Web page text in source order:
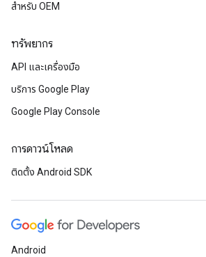
สำหรับ OEM
ทรัพยากร
API และเครื่องมือ
บริการ Google Play
Google Play Console
การดาวน์โหลด
ติดตั้ง Android SDK
Android